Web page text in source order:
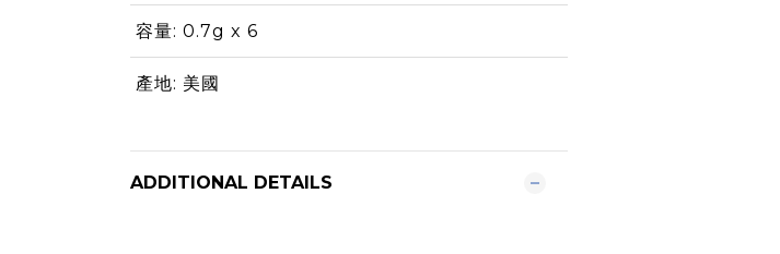
容量: 0.7g x 6
產地: 美國
ADDITIONAL DETAILS